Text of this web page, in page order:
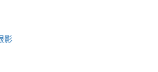
影